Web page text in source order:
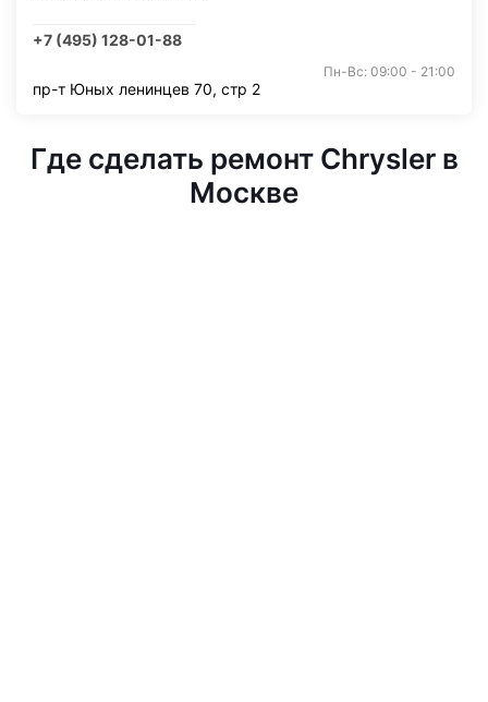
+7 (495) 128-01-88
Пн-Вс: 09:00 - 21:00
пр-т Юных ленинцев 70, стр 2
Где сделать ремонт Chrysler в
Москве